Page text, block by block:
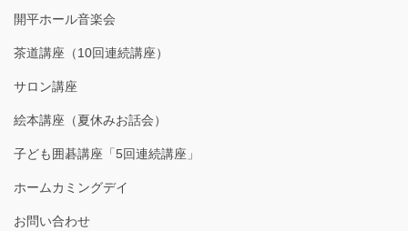
開平ホール音楽会
茶道講座（10回連続講座）
サロン講座
絵本講座（夏休みお話会）
子ども囲碁講座「5回連続講座」
ホームカミングデイ
お問い合わせ